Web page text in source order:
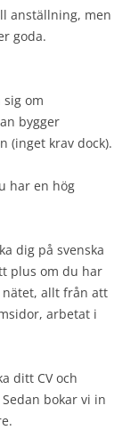
anställning, men
goda.
sig om
bygger
(inget krav dock).
har en hög
dig på svenska
plus om du har
allt från att
arbetat i
ditt CV och
bokar vi in